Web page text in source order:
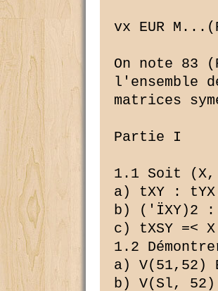
vx EUR
On note 83
l'ensemble
matrices
Partie I
1.1 Soit
a) tXY :
b) ('ÏXY)2 :
c) tXSY =<
1.2
a) V(51,52)
b) V(Sl, 52)